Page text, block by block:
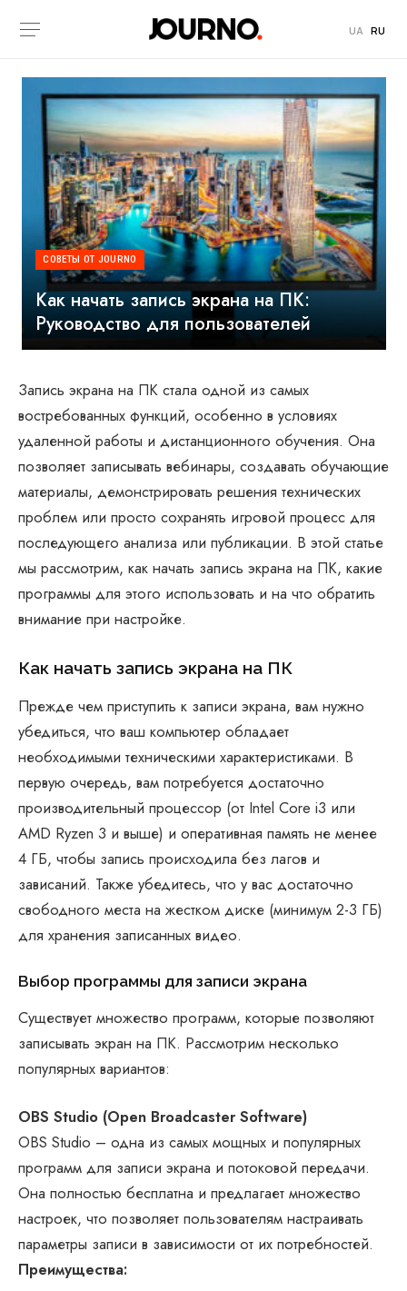
UA RU
СОВЕТЫ ОТ JOURNO
Как начать запись экрана на ПК:
Руководство для пользователей
Запись экрана на ПК стала одной из самых
востребованных функций, особенно в условиях
удаленной работы и дистанционного обучения. Она
позволяет записывать вебинары, создавать обучающие
материалы, демонстрировать решения технических
проблем или просто сохранять игровой процесс для
последующего анализа или публикации. В этой статье
мы рассмотрим, как начать запись экрана на ПК, какие
программы для этого использовать и на что обратить
внимание при настройке.
Как начать запись экрана на ПК
Прежде чем приступить к записи экрана, вам нужно
убедиться, что ваш компьютер обладает
необходимыми техническими характеристиками. В
первую очередь, вам потребуется достаточно
производительный процессор (от Intel Core i3 или
AMD Ryzen 3 и выше) и оперативная память не менее
4 ГБ, чтобы запись происходила без лагов и
зависаний. Также убедитесь, что у вас достаточно
свободного места на жестком диске (минимум 2-3 ГБ)
для хранения записанных видео.
Выбор программы для записи экрана
Существует множество программ, которые позволяют
записывать экран на ПК. Рассмотрим несколько
популярных вариантов:
OBS Studio (Open Broadcaster Software)
OBS Studio – одна из самых мощных и популярных
программ для записи экрана и потоковой передачи.
Она полностью бесплатна и предлагает множество
настроек, что позволяет пользователям настраивать
параметры записи в зависимости от их потребностей.
Преимущества: